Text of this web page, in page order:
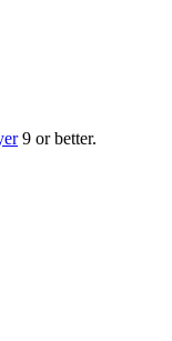
9 or better.